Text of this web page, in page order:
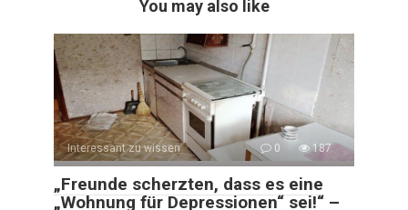
You may also like
Interessant zu wissen 0 187
„Freunde scherzten, dass es eine
„Wohnung für Depressionen“ sei!“ –